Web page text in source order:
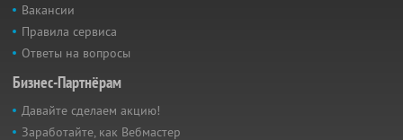
Вакансии
Правила сервиса
Ответы на вопросы
Бизнес-Партнёрам
Давайте сделаем акцию!
Заработайте, как Вебмастер